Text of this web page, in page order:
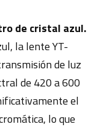
de cristal azul.
la lente YT-
de luz
de 420 a 600
el
lo que